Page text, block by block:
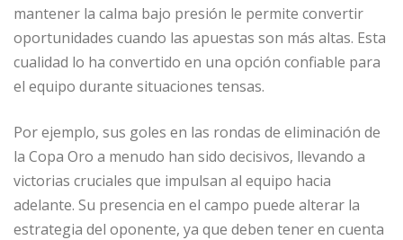
mantener la calma bajo presión le permite convertir
oportunidades cuando las apuestas son más altas. Esta
cualidad lo ha convertido en una opción confiable para
el equipo durante situaciones tensas.
Por ejemplo, sus goles en las rondas de eliminación de
la Copa Oro a menudo han sido decisivos, llevando a
victorias cruciales que impulsan al equipo hacia
adelante. Su presencia en el campo puede alterar la
estrategia del oponente, ya que deben tener en cuenta